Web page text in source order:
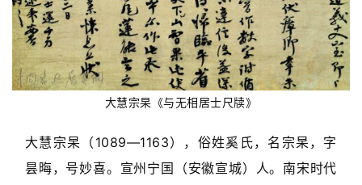
大慧宗杲《与无相居士尺牍》
大慧宗杲（1089—1163），俗姓奚氏，名宗杲，字
昙晦，号妙喜。宣州宁国（安徽宣城）人。南宋时代